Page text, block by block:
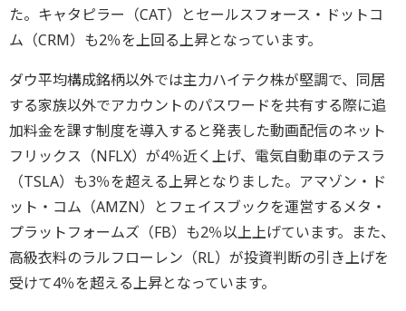
た。キャタピラー（CAT）とセールスフォース・ドットコ
ム（CRM）も2％を上回る上昇となっています。
ダウ平均構成銘柄以外では主力ハイテク株が堅調で、同居
する家族以外でアカウントのパスワードを共有する際に追
加料金を課す制度を導入すると発表した動画配信のネット
フリックス（NFLX）が4％近く上げ、電気自動車のテスラ
（TSLA）も3％を超える上昇となりました。アマゾン・ド
ット・コム（AMZN）とフェイスブックを運営するメタ・
プラットフォームズ（FB）も2％以上上げています。また、
高級衣料のラルフローレン（RL）が投資判断の引き上げを
受けて4％を超える上昇となっています。